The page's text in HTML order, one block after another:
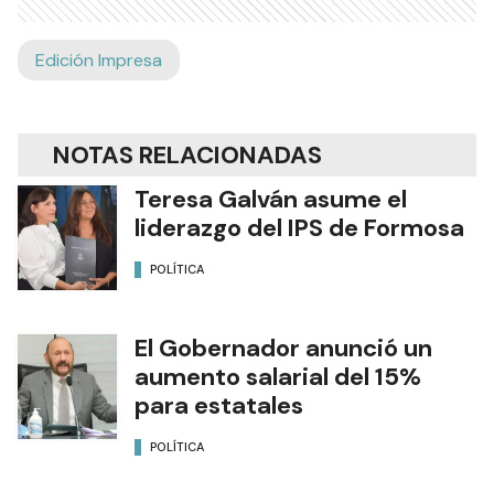
Edición Impresa
NOTAS RELACIONADAS
Teresa Galván asume el
liderazgo del IPS de Formosa
POLÍTICA
El Gobernador anunció un
aumento salarial del 15%
para estatales
POLÍTICA